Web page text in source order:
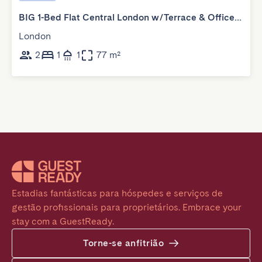
BIG 1-Bed Flat Central London w/Terrace & Office Corner
London
2
1 1 77 m²
Estadias fantásticas para hóspedes e serviços de
gestão profissionais para proprietários. Embrace your
stay com a GuestReady.
Torne-se anfitrião